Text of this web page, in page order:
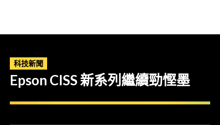
科技新聞
Epson CISS 新系列繼續勁慳墨